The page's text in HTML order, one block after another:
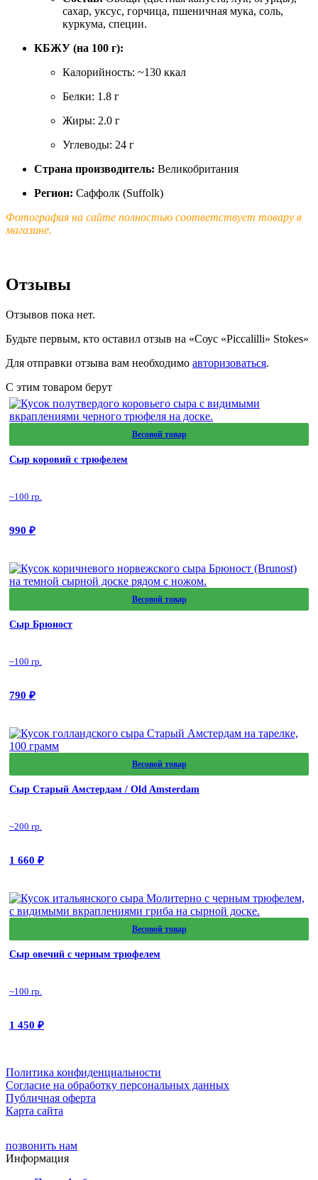
сахар, уксус, горчица, пшеничная мука, соль,
куркума, специи.
КБЖУ (на 100 г):
Калорийность: ~130 ккал
Белки: 1.8 г
Жиры: 2.0 г
Углеводы: 24 г
Страна производитель: Великобритания
Регион: Саффолк (Suffolk)
Фотография на сайте полностью соответствует товару в
магазине.
Отзывы
Отзывов пока нет.
Будьте первым, кто оставил отзыв на «Соус «Piccalilli» Stokes»
Для отправки отзыва вам необходимо авторизоваться.
С этим товаром берут
Весовой товар
Сыр коровий с трюфелем
~100 гр.
990 ₽
Весовой товар
Сыр Брюност
~100 гр.
790 ₽
Весовой товар
Сыр Старый Амстердам / Old Amsterdam
~200 гр.
1 660 ₽
Весовой товар
Сыр овечий с черным трюфелем
~100 гр.
1 450 ₽
Политика конфиденциальности
Cогласие на обработку персональных данных
Публичная оферта
Карта сайта
позвонить нам
Информация